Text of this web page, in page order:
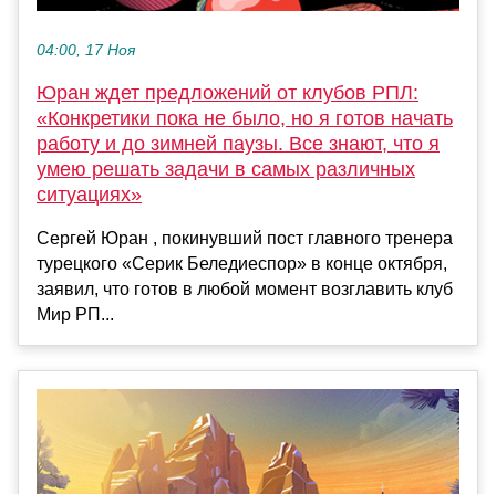
04:00, 17 Ноя
Юран ждет предложений от клубов РПЛ:
«Конкретики пока не было, но я готов начать
работу и до зимней паузы. Все знают, что я
умею решать задачи в самых различных
ситуациях»
Сергей Юран , покинувший пост главного тренера
турецкого «Серик Беледиеспор» в конце октября,
заявил, что готов в любой момент возглавить клуб
Мир РП...